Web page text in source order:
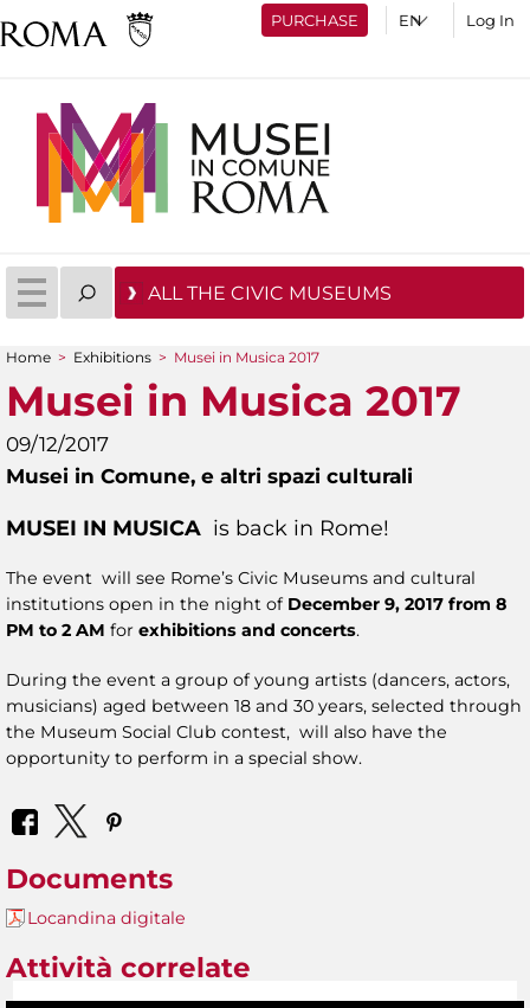
PURCHASE Log In
ALL THE CIVIC MUSEUMS
You are here
Home > Exhibitions > Musei in Musica 2017
Musei in Musica 2017
09/12/2017
Musei in Comune, e altri spazi culturali
MUSEI IN MUSICA is back in Rome!
The event will see Rome’s Civic Museums and cultural
institutions open in the night of December 9, 2017 from 8
PM to 2 AM for exhibitions and concerts.
During the event a group of young artists (dancers, actors,
musicians) aged between 18 and 30 years, selected through
the Museum Social Club contest, will also have the
opportunity to perform in a special show.
Documents
Locandina digitale
Attività correlate